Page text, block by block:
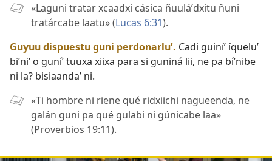
«Laguni tratar xcaadxi cásica ñuuláʼdxitu ñuni
tratárcabe laatu» (Lucas 6:31).
Guyuu dispuestu guni perdonarluʼ. Cadi guiníʼ íqueluʼ
biʼniʼ o guníʼ tuuxa xiixa para si guniná lii, ne pa bíʼnibe
ni la? bisiaandaʼ ni.
«Ti hombre ni riene qué ridxiichi nagueenda, ne
galán guni pa qué gulabi ni gúnicabe laa»
(Proverbios 19:11).